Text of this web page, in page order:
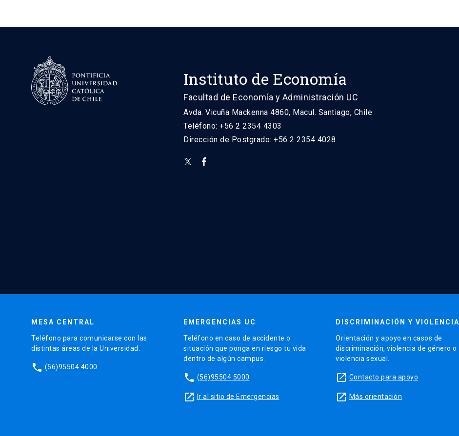
Instituto de Economía
Facultad de Economía y Administración UC
Avda. Vicuña Mackenna 4860, Macul. Santiago, Chile
Teléfono: +56 2 2354 4303
Dirección de Postgrado: +56 2 2354 4028
MESA CENTRAL
Teléfono para comunicarse con las
distintas áreas de la Universidad.
phone (56)95504 4000
EMERGENCIAS UC
Teléfono en caso de accidente o
situación que ponga en riesgo tu vida
dentro de algún campus.
phone (56)95504 5000
launch Ir al sitio de Emergencias
DISCRIMINACIÓN Y VIOLENCIA
Orientación y apoyo en casos de
discriminación, violencia de género o
violencia sexual.
launch Contacto para apoyo
launch Más orientación